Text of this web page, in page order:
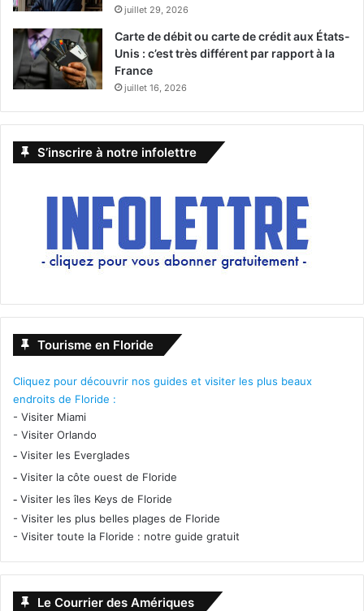
juillet 29, 2026
Carte de débit ou carte de crédit aux États-
Unis : c’est très différent par rapport à la
France
juillet 16, 2026
S’inscrire à notre infolettre
Tourisme en Floride
Cliquez pour découvrir nos guides et visiter les plus beaux
endroits de Floride :
- Visiter Miami
- Visiter Orlando
- Visiter les Everglades
- Visiter la côte ouest de Floride
- Visiter les îles Keys de Floride
- Visiter les plus belles plages de Floride
- Visiter toute la Floride : notre guide gratuit
Le Courrier des Amériques